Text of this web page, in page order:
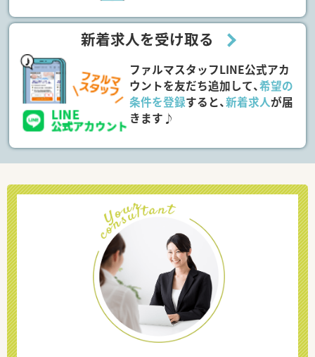
新着求人を受け取る
ファルマスタッフLINE公式アカ
ウントを友だち追加して、希望の
条件を登録すると、新着求人が届
きます♪